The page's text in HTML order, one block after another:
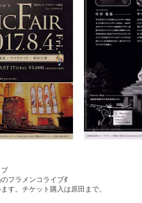
フラメンコライブ💃
す。チケット購入は原田まで。